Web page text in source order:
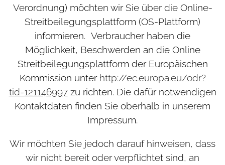
Verordnung) möchten wir Sie über die Online-
Streitbeilegungsplattform (OS-Plattform)
informieren. Verbraucher haben die
Möglichkeit, Beschwerden an die Online
Streitbeilegungsplattform der Europäischen
Kommission unter http://ec.europa.eu/odr?
tid=121146997zu richten. Die dafür notwendigen
Kontaktdaten finden Sie oberhalb in unserem
Impressum.
Wir möchten Sie jedoch darauf hinweisen, dass
wir nicht bereit oder verpflichtet sind, an